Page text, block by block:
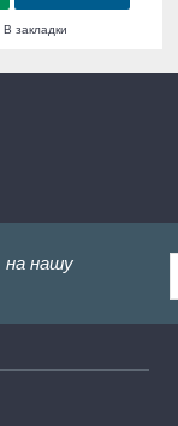
В закладки
на нашу